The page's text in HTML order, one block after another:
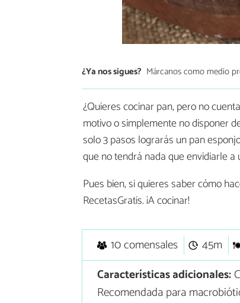
¿Ya nos sigues? Márcanos como medio
¿Quieres cocinar pan, pero no
motivo o simplemente no disponer
solo 3 pasos lograrás un pan
que no tendrá nada que envidiarle
Pues bien, si quieres saber cómo
RecetasGratis. ¡A cocinar!
10 comensales 45m
Características adicionales:
Recomendada para